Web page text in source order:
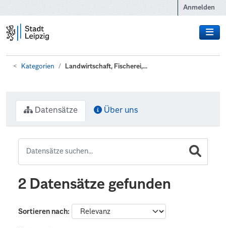
Anmelden
Kategorien Landwirtschaft, Fischerei,...
Datensätze Über uns
2 Datensätze gefunden
Sortieren nach